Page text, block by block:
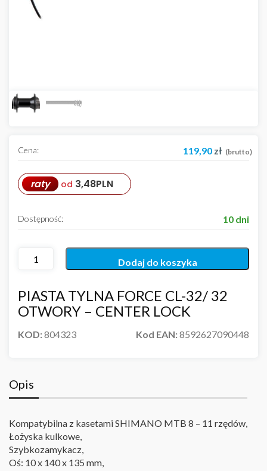
PIASTA TYLNA FORCE CL-32/ 32
OTWORY – CENTER LOCK
KOD:804323 Kod EAN:8592627090448
Cena: 119,90 zł (brutto)
raty od 3,48PLN
Dostępność: 10 dni
Dodaj do koszyka
Opis
Kompatybilna z kasetami SHIMANO MTB 8 – 11 rzędów,
Łożyska kulkowe,
Szybkozamykacz,
Oś: 10 x 140 x 135 mm,